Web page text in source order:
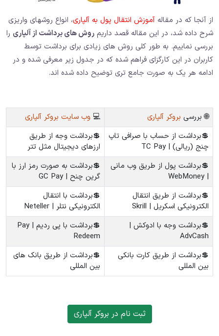
از آنجا که در مقاله آموزش انتقال پول به آلپاری، انواع روشهای واریزی
شرح داده شد، در این مقاله قصد داریم روش های برداشت از آلپاری را
بررسی نماییم. به طور کلی روش های زیادی برای برداشت توسط
کاربران در این کارگزای فراهم شده که در جدول زیر معرفی شده و در
ادامه هر یک به صورت جامع تری توضیح داده شده اند.
🌐 بررسی بروکر آلپاری 💻 وب سایت بروکر آلپاری
💲برداشت از حساب با صرافی تاپ
چنج (ریالی) | TC Pay
💲برداشت وجه از طریق
ارزهای دیجیتال مثل تتر
💲برداشت پول از طریق وب مانی
| WebMoney
💲برداشت به صورت رمز ارز با
گرین چنح | GC Pay
💲برداشت از طریق انتقال
الکترونیکی اسکریل | Skrill
💲برداشت با انتقال
الکترونیکی نتلر | Neteller
💲برداشت وجه با ادوکش |
AdvCash
💲برداشت با پی ردیم | Pay
Redeem
💲برداشت از طریق کارت بانکی
بین المللی
💲برداشت از طریق بانک های
بین المللی
ثبت نام در بروکر آلپاری